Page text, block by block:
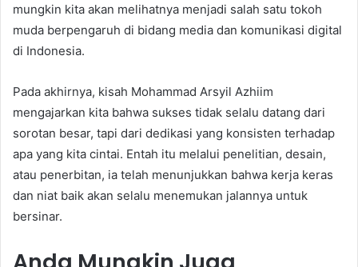
mungkin kita akan melihatnya menjadi salah satu tokoh
muda berpengaruh di bidang media dan komunikasi digital
di Indonesia.
Pada akhirnya, kisah Mohammad Arsyil Azhiim
mengajarkan kita bahwa sukses tidak selalu datang dari
sorotan besar, tapi dari dedikasi yang konsisten terhadap
apa yang kita cintai. Entah itu melalui penelitian, desain,
atau penerbitan, ia telah menunjukkan bahwa kerja keras
dan niat baik akan selalu menemukan jalannya untuk
bersinar.